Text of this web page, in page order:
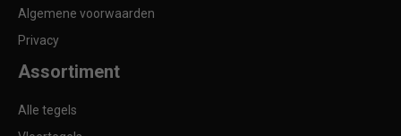
Algemene voorwaarden
Privacy
Assortiment
Alle tegels